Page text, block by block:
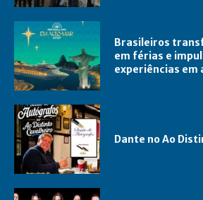
Brasileiros
em férias e
experiências
Dante no Ao